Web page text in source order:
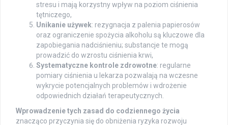
stresu i mają korzystny wpływ na poziom ciśnienia
tętniczego,
Unikanie używek: rezygnacja z palenia papierosów
oraz ograniczenie spożycia alkoholu są kluczowe dla
zapobiegania nadciśnieniu; substancje te mogą
prowadzić do wzrostu ciśnienia krwi,
Systematyczne kontrole zdrowotne: regularne
pomiary ciśnienia u lekarza pozwalają na wczesne
wykrycie potencjalnych problemów i wdrożenie
odpowiednich działań terapeutycznych.
Wprowadzenie tych zasad do codziennego życia
znacząco przyczynia się do obniżenia ryzyka rozwoju